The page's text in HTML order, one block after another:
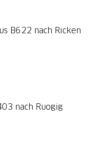
B622 nach Ricken
nach Ruogig